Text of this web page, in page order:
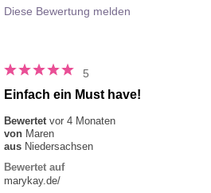
Diese Bewertung melden
5
Einfach ein Must have!
Bewertet vor 4 Monaten
von Maren
aus Niedersachsen
Bewertet auf
marykay.de/